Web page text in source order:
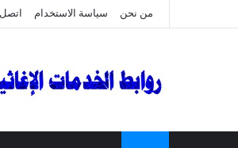
من نحن سياسة الاستخدام اتصل